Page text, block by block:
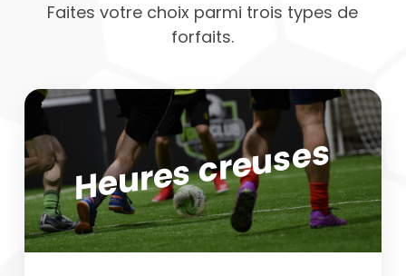
Faites votre choix parmi trois types de
forfaits.
Heures creuses